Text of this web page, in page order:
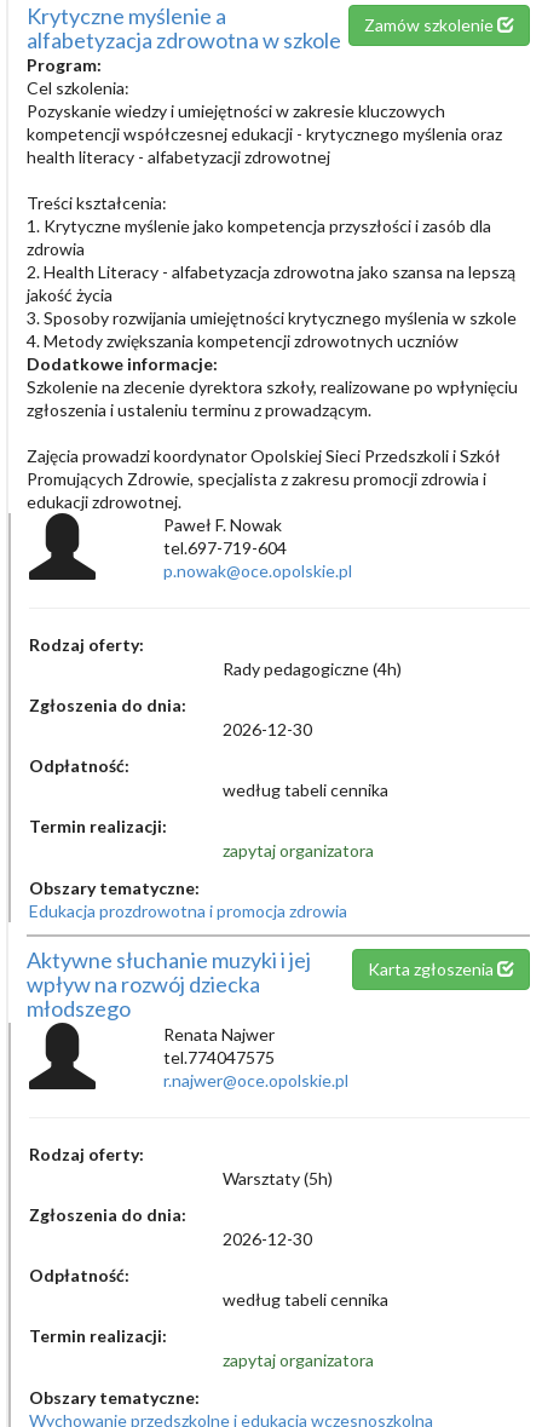
Krytyczne myślenie a
alfabetyzacja zdrowotna w szkole
Zamów szkolenie
Program:
Cel szkolenia:
Pozyskanie wiedzy i umiejętności w zakresie kluczowych
kompetencji współczesnej edukacji - krytycznego myślenia oraz
health literacy - alfabetyzacji zdrowotnej
Treści kształcenia:
1. Krytyczne myślenie jako kompetencja przyszłości i zasób dla
zdrowia
2. Health Literacy - alfabetyzacja zdrowotna jako szansa na lepszą
jakość życia
3. Sposoby rozwijania umiejętności krytycznego myślenia w szkole
4. Metody zwiększania kompetencji zdrowotnych uczniów
Dodatkowe informacje:
Szkolenie na zlecenie dyrektora szkoły, realizowane po wpłynięciu
zgłoszenia i ustaleniu terminu z prowadzącym.
Zajęcia prowadzi koordynator Opolskiej Sieci Przedszkoli i Szkół
Promujących Zdrowie, specjalista z zakresu promocji zdrowia i
edukacji zdrowotnej.
Paweł F. Nowak
tel.697-719-604
p.nowak@oce.opolskie.pl
Rodzaj oferty:
Rady pedagogiczne (4h)
Zgłoszenia do dnia:
2026-12-30
Odpłatność:
według tabeli cennika
Termin realizacji:
zapytaj organizatora
Obszary tematyczne:
Edukacja prozdrowotna i promocja zdrowia
Aktywne słuchanie muzyki i jej
wpływ na rozwój dziecka
młodszego
Karta zgłoszenia
Renata Najwer
tel.774047575
r.najwer@oce.opolskie.pl
Rodzaj oferty:
Warsztaty (5h)
Zgłoszenia do dnia:
2026-12-30
Odpłatność:
według tabeli cennika
Termin realizacji:
zapytaj organizatora
Obszary tematyczne:
Wychowanie przedszkolne i edukacja wczesnoszkolna